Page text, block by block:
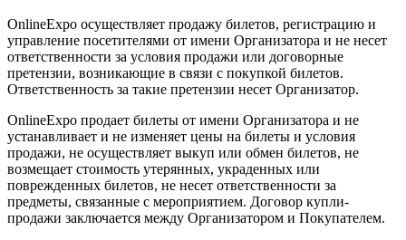
OnlineExpo осуществляет продажу билетов, регистрацию и
управление посетителями от имени Организатора и не несет
ответственности за условия продажи или договорные
претензии, возникающие в связи с покупкой билетов.
Ответственность за такие претензии несет Организатор.
OnlineExpo продает билеты от имени Организатора и не
устанавливает и не изменяет цены на билеты и условия
продажи, не осуществляет выкуп или обмен билетов, не
возмещает стоимость утерянных, украденных или
поврежденных билетов, не несет ответственности за
предметы, связанные с мероприятием. Договор купли-
продажи заключается между Организатором и Покупателем.